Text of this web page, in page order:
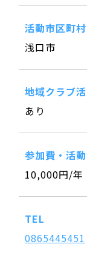
活動市区町村
浅口市
地域クラブ
あり
参加費・活
10,000円/年
TEL
0865445451